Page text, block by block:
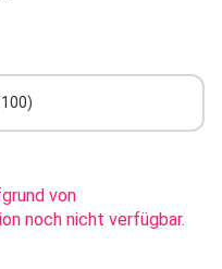
von
noch nicht verfügbar.